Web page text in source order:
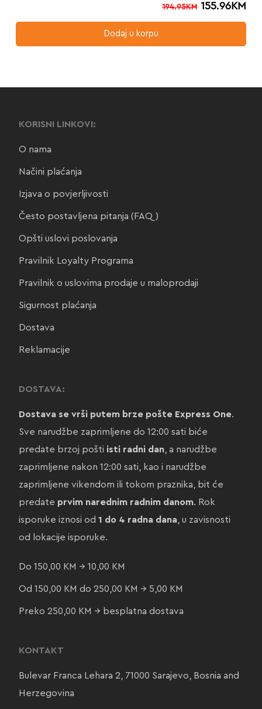
194.95KM 155.96KM
Dodaj u korpu
KORISNI LINKOVI:
O nama
Načini plaćanja
Izjava o povjerljivosti
Često postavljena pitanja (FAQ)
Opšti uslovi poslovanja
Pravilnik Loyalty Programa
Pravilnik o uslovima prodaje u maloprodaji
Sigurnost plaćanja
Dostava
Reklamacije
DOSTAVA:
Dostava se vrši putem brze pošte Express One.
Sve narudžbe zaprimljene do 12:00 sati biće
predate brzoj pošti isti radni dan, a narudžbe
zaprimljene nakon 12:00 sati, kao i narudžbe
zaprimljene vikendom ili tokom praznika, bit će
predate prvim narednim radnim danom. Rok
isporuke iznosi od 1 do 4 radna dana, u zavisnosti
od lokacije isporuke.
Do 150,00 KM → 10,00 KM
Od 150,00 KM do 250,00 KM → 5,00 KM
Preko 250,00 KM → besplatna dostava
KONTAKT
Bulevar Franca Lehara 2, 71000 Sarajevo, Bosnia and
Herzegovina